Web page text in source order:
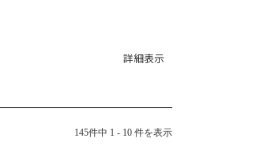
詳細表示
145件中 1 - 10 件を表示